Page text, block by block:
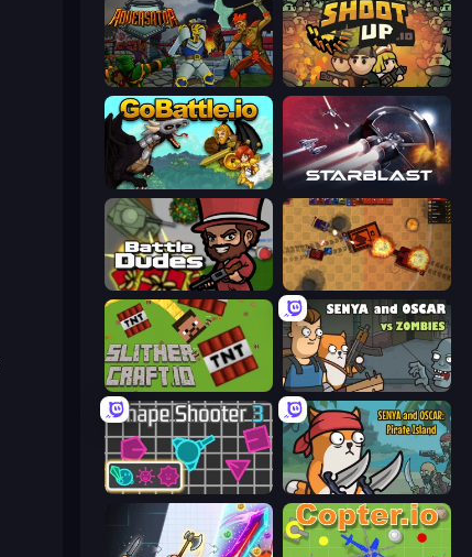
Adversator Shootup.io
GoBattle.io StarBlast
BattleDudes.io Tanko.io
SlitherCraft.io Senya and Oscar vs Zombies
Shape Shooter 3 Senya and Oscar: Pirate Island